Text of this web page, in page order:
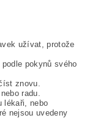
užívat, protože
pokynů svého
znovu.
radu.
lékaři, nebo
nejsou uvedeny